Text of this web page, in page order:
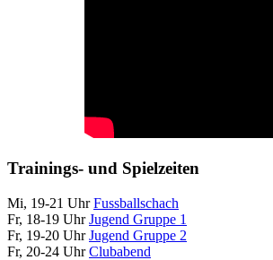
Trainings- und Spielzeiten
Mi, 19-21 UhrFussballschach
Fr, 18-19 UhrJugend Gruppe 1
Fr, 19-20 UhrJugend Gruppe 2
Fr, 20-24 UhrClubabend